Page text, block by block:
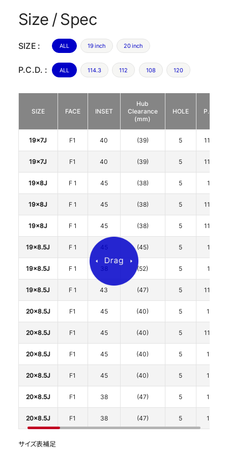
Size / Spec
SIZE : ALL 19 inch 20 inch
P.C.D. : ALL 114.3 112 108 120
SIZE FACE INSET
Hub
Clearance
(mm)
HOLE P.C.D.
19x7J F1 40 (39) 5 114.3
19x7J F1 40 (39) 5 114.3
19x8J F 1 45 (38) 5 112
19x8J F 1 45 (38) 5 114.3
19x8J F 1 45 (38) 5 114.3
19x8.5J F 1 45 (45) 5 112
19x8.5J F 1 38 (52) 5 112
19x8.5J F 1 43 (47) 5 114.3
20x8.5J F1 45 (40) 5 108
20x8.5J F1 45 (40) 5 114.3
20x8.5J F1 45 (40) 5 120
20x8.5J F1 45 (40) 5 120
20x8.5J F1 38 (47) 5 120
20x8.5J F1 38 (47) 5 120
サイズ表補足